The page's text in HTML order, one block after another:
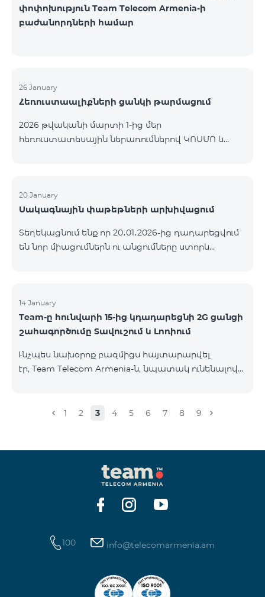
փոփոխություն Team Telecom Armenia-ի
բաժանորդների համար
26 January
Հեռուստաալիքների ցանկի թարմացում
2026 թվականի մարտի 1-ից մեր
հեռուստատեսային ներառումներով ԿՈՍՄՈ և
մուլտիպլեքս հեռուստաալիքները հասանելի
կլինեն միայն այն մարզերում, որտեղ դրանց
մարմինների պահանջների։ Այս փոփոխությունը
իրականացվում է հեռուստատեսային հարթակի
ցանկը ըստ մարզեր
20 January
Սակագնային փաթեթների արխիվացում
Տեղեկացնում ենք որ 20․01․2026-ից դադարեցվում
են նոր միացումներն ու անցումները ստորև
14 January
Team-ը հունվարի 15-ից կդադարեցնի 2G ցանցի
շահագործումը Տավուշում և Լոռիում
Ւնչպես նախօրոք բազմիցս հայտարարվել
էր, Team Telecom Armenia-ն, նպատակ ունենալով
ցանցի շահագործումը: Ցանցի անջատումը տեղի
2026թ.-ի հունվարի 15-ից: Ծառայությունների
անխափան հասանելությունն ապահովելու
նպատակով շարունակում է գործել հատուկ
առաջարկ, որը հնարավորություն է ընձեռում ձեռք
բերել նոր տեխնոլոգիաներով աշխատող բջջային
1 2 3 4 5 6 7 8 9
100 info@telecomarmenia.am